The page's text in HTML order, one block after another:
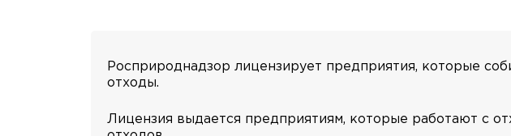
Росприроднадзор лицензирует предприятия, которые
отходы.
Лицензия выдается предприятиям, которые работают с